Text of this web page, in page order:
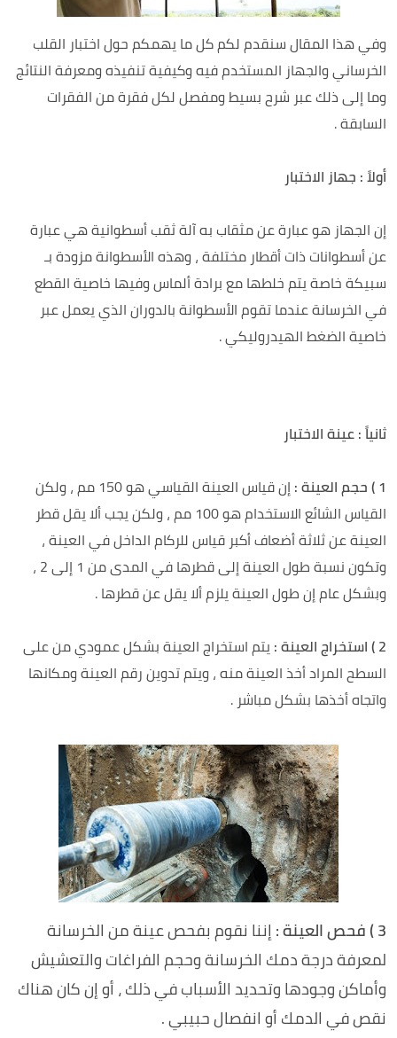
وفي هذا المقال سنقدم لكم كل ما يهمكم حولاختبار القلب
الخرسانيوالجهاز المستخدم فيه وكيفية تنفيذه ومعرفة النتائج
وما إلى ذلك عبر شرح بسيط ومفصل لكل فقرة من الفقرات
السابقة .
أولاً : جهاز الاختبار
إن الجهاز هو عبارة عن مثقاب به آلة ثقب أسطوانية هي عبارة
عن أسطوانات ذات أقطار مختلفة ، وهذه الأسطوانة مزودة بـ
سبيكة خاصة يتم خلطها مع برادة ألماس وفيها خاصية القطع
في الخرسانة عندما تقوم الأسطوانة بالدوران الذي يعمل عبر
خاصية الضغط الهيدروليكي .
ثانياً : عينة الاختبار
1 ) حجم العينة :
إن قياس العينة القياسي هو 150 مم ، ولكن
القياس الشائع الاستخدام هو 100 مم ، ولكن يجب ألا يقل قطر
العينة عن ثلاثة أضعاف أكبر قياس للركام الداخل في العينة ،
وتكون نسبة طول العينة إلى قطرها في المدى من 1 إلى 2 ،
وبشكل عام إن طول العينة يلزم ألا يقل عن قطرها .
2 ) استخراج العينة :
يتم استخراج العينة بشكل عمودي من على
السطح المراد أخذ العينة منه ، ويتم تدوين رقم العينة ومكانها
واتجاه أخذها بشكل مباشر .
3 ) فحص العينة :
إننا نقوم بفحص عينة من الخرسانة
لمعرفة درجة دمك الخرسانة وحجم الفراغات والتعشيش
وأماكن وجودها وتحديد الأسباب في ذلك ، أو إن كان هناك
نقص في الدمك أو انفصال حبيبي .